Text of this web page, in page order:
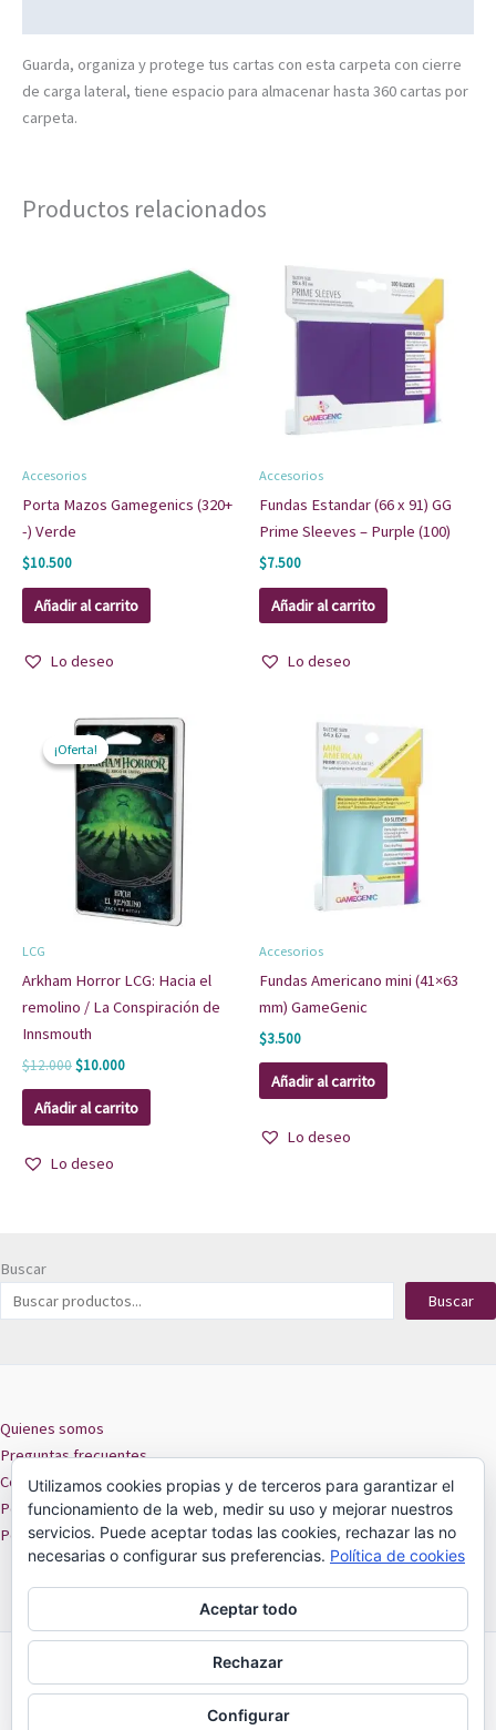
Guarda, organiza y protege tus cartas con esta carpeta con cierre
de carga lateral, tiene espacio para almacenar hasta 360 cartas por
carpeta.
Productos relacionados
Accesorios
Porta Mazos Gamegenics (320+
-) Verde
$10.500
Añadir al carrito
Lo deseo
Accesorios
Fundas Estandar (66 x 91) GG
Prime Sleeves – Purple (100)
$7.500
Añadir al carrito
Lo deseo
¡Oferta!
¡Oferta!
LCG
Arkham Horror LCG: Hacia el
remolino / La Conspiración de
Innsmouth
$12.000
El
precio
original
era:
$12.000.
$10.000
El
precio
actual
es:
$10.000.
Añadir al carrito
Lo deseo
Accesorios
Fundas Americano mini (41×63
mm) GameGenic
$3.500
Añadir al carrito
Lo deseo
Buscar
Buscar
Quienes somos
Preguntas frecuentes
Contacto
Políticas de privacidad
Políticas de cookies
18 de Septiembre 301 local 209
ARICA 2025
Utilizamos cookies propias y de terceros para garantizar el
funcionamiento de la web, medir su uso y mejorar nuestros
servicios. Puede aceptar todas las cookies, rechazar las no
necesarias o configurar sus preferencias. Política de cookies
Aceptar todo
Rechazar
Configurar